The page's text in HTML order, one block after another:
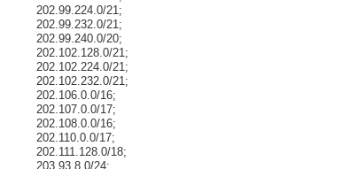
202.99.224.0/21;
202.99.232.0/21;
202.99.240.0/20;
202.102.128.0/21;
202.102.224.0/21;
202.102.232.0/21;
202.106.0.0/16;
202.107.0.0/17;
202.108.0.0/16;
202.110.0.0/17;
202.111.128.0/18;
203.93.8.0/24;